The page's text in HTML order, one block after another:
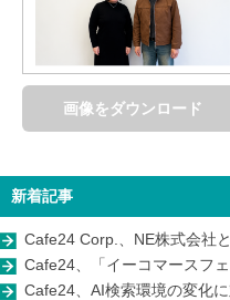
画像をダウンロード
新着記事
Cafe24 Corp.、NE株式会社
Cafe24、「イーコマースフ
Cafe24、AI検索環境の変化